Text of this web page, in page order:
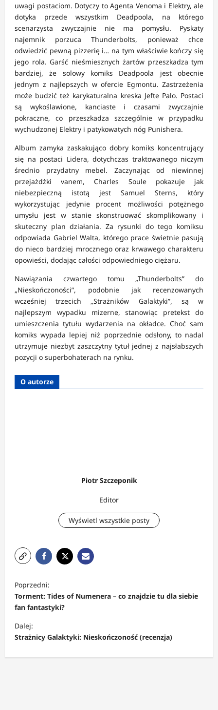
uwagi postaciom. Dotyczy to Agenta Venoma i Elektry, ale
dotyka przede wszystkim Deadpoola, na którego
scenarzysta zwyczajnie nie ma pomysłu. Pyskaty
najemnik porzuca Thunderbolts, ponieważ chce
odwiedzić pewną pizzerię i… na tym właściwie kończy się
jego rola. Garść nieśmiesznych żartów przeszkadza tym
bardziej, że solowy komiks Deadpoola jest obecnie
jednym z najlepszych w ofercie Egmontu. Zastrzeżenia
może budzić też karykaturalna kreska Jefte Palo. Postaci
są wykoślawione, kanciaste i czasami zwyczajnie
pokraczne, co przeszkadza szczególnie w przypadku
wychudzonej Elektry i patykowatych nóg Punishera.
Album zamyka zaskakująco dobry komiks koncentrujący
się na postaci Lidera, dotychczas traktowanego niczym
średnio przydatny mebel. Zaczynając od niewinnej
przejażdżki vanem, Charles Soule pokazuje jak
niebezpieczną istotą jest Samuel Sterns, który
wykorzystując jedynie procent możliwości potężnego
umysłu jest w stanie skonstruować skomplikowany i
skuteczny plan działania. Za rysunki do tego komiksu
odpowiada Gabriel Walta, którego prace świetnie pasują
do nieco bardziej mrocznego oraz krwawego charakteru
opowieści, dodając całości odpowiedniego ciężaru.
Nawiązania czwartego tomu „Thunderbolts” do
„Nieskończoności”, podobnie jak recenzowanych
wcześniej trzecich „Strażników Galaktyki”, są w
najlepszym wypadku mizerne, stanowiąc pretekst do
umieszczenia tytułu wydarzenia na okładce. Choć sam
komiks wypada lepiej niż poprzednie odsłony, to nadal
utrzymuje niezbyt zaszczytny tytuł jednej z najsłabszych
pozycji o superbohaterach na rynku.
O autorze
Piotr Szczeponik
Editor
Wyświetl wszystkie posty
o
b
a
c
z
Poprzedni:
Torment: Tides of Numenera – co znajdzie tu dla siebie
fan fantastyki?
Dalej:
Strażnicy Galaktyki: Nieskończoność (recenzja)